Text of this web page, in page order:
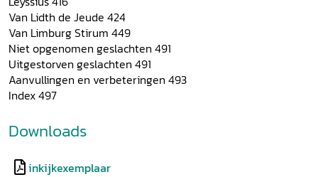
Van Lidth de Jeude 424
Van Limburg Stirum 449
Niet opgenomen geslachten 491
Uitgestorven geslachten 491
Aanvullingen en verbeteringen 493
Index 497
Downloads
inkijkexemplaar